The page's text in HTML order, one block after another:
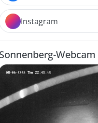
Instagram
Sonnenberg-Webcam